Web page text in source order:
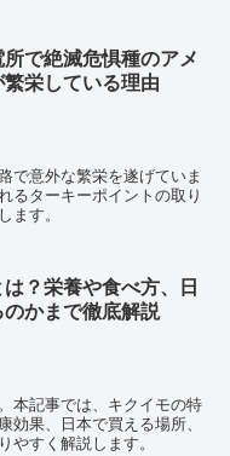
で絶滅危惧種のアメ
栄している理由
で意外な繁栄を遂げていま
るターキーポイントの取り
す。
？栄養や食べ方、日
かまで徹底解説
本記事では、キクイモの特
果、日本で買える場所、
すく解説します。